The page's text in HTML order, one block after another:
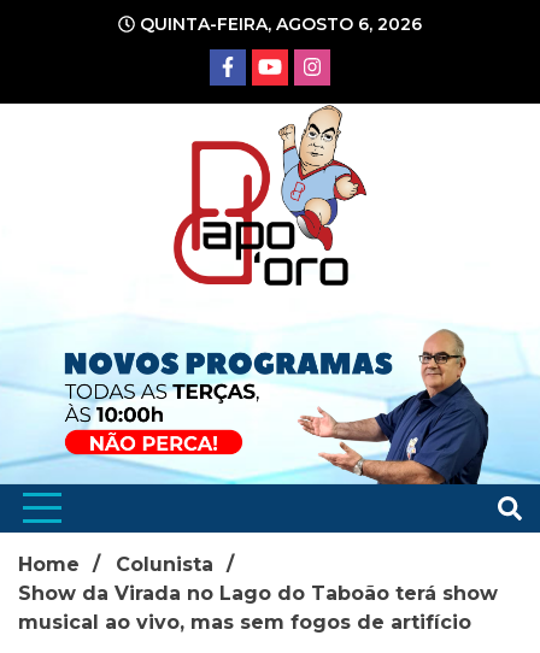
conteúdo
QUINTA-FEIRA, AGOSTO 6, 2026
Home
Colunista
Show da Virada no Lago do Taboão terá show
musical ao vivo, mas sem fogos de artifício